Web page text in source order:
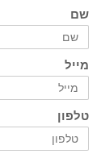
שם
מייל
טלפון